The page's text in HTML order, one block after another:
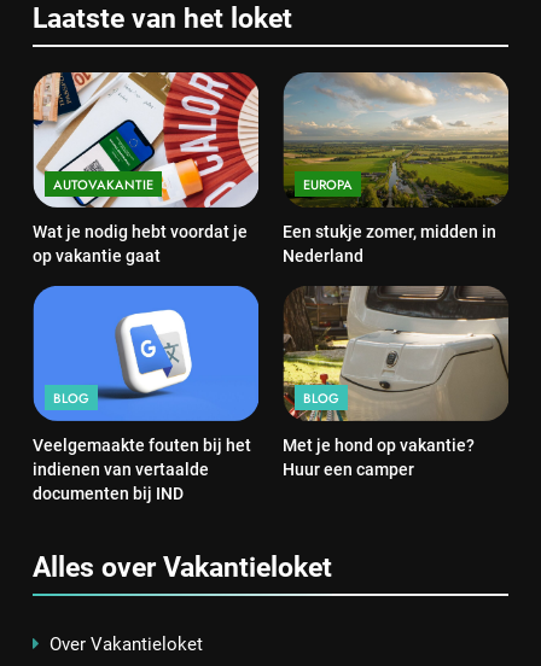
Laatste van het loket
AUTOVAKANTIE
Wat je nodig hebt voordat je
op vakantie gaat
EUROPA
Een stukje zomer, midden in
Nederland
BLOG
Veelgemaakte fouten bij het
indienen van vertaalde
documenten bij IND
BLOG
Met je hond op vakantie?
Huur een camper
Alles over Vakantieloket
Over Vakantieloket